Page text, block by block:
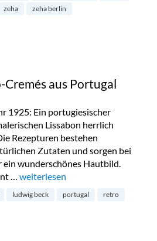
zeha zeha berlin
aus Portugal
1925: Ein portugiesischer
Lissabon herrlich
Rezepturen bestehen
Zutaten und sorgen bei
wunderschönes Hautbild.
… „Benamôr: Retro-Cremés aus
weiterlesen
ludwig beck portugal retro